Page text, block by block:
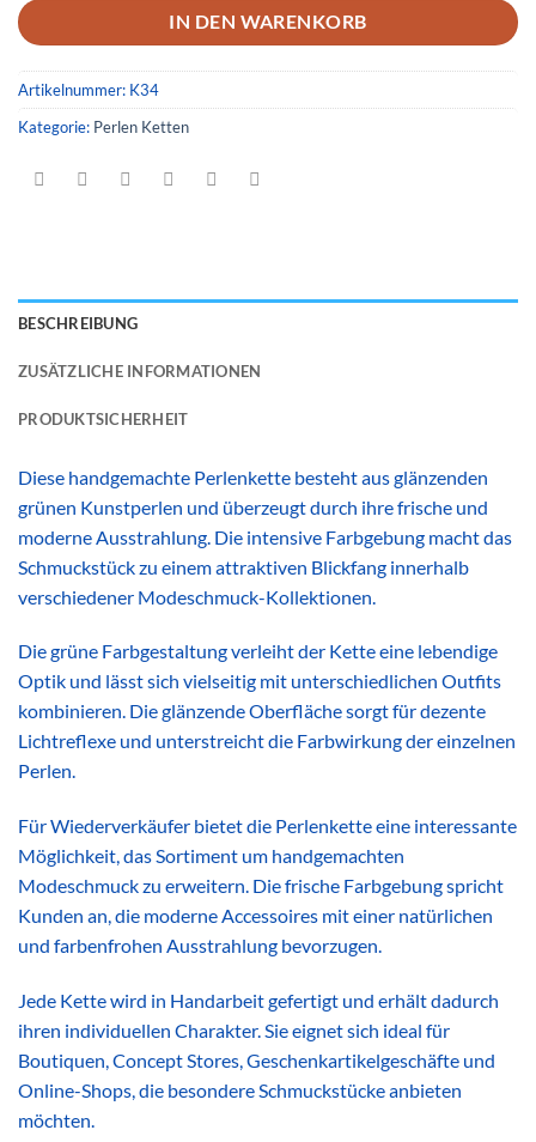
IN DEN WARENKORB
Artikelnummer: K34
Kategorie: Perlen Ketten
BESCHREIBUNG
ZUSÄTZLICHE INFORMATIONEN
PRODUKTSICHERHEIT
Diese handgemachte Perlenkette besteht aus glänzenden
grünen Kunstperlen und überzeugt durch ihre frische und
moderne Ausstrahlung. Die intensive Farbgebung macht das
Schmuckstück zu einem attraktiven Blickfang innerhalb
verschiedener Modeschmuck-Kollektionen.
Die grüne Farbgestaltung verleiht der Kette eine lebendige
Optik und lässt sich vielseitig mit unterschiedlichen Outfits
kombinieren. Die glänzende Oberfläche sorgt für dezente
Lichtreflexe und unterstreicht die Farbwirkung der einzelnen
Perlen.
Für Wiederverkäufer bietet die Perlenkette eine interessante
Möglichkeit, das Sortiment um handgemachten
Modeschmuck zu erweitern. Die frische Farbgebung spricht
Kunden an, die moderne Accessoires mit einer natürlichen
und farbenfrohen Ausstrahlung bevorzugen.
Jede Kette wird in Handarbeit gefertigt und erhält dadurch
ihren individuellen Charakter. Sie eignet sich ideal für
Boutiquen, Concept Stores, Geschenkartikelgeschäfte und
Online-Shops, die besondere Schmuckstücke anbieten
möchten.